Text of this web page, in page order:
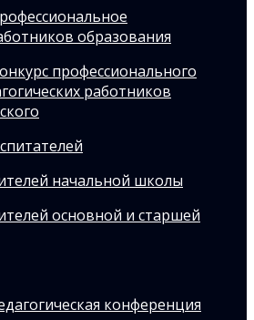
образования
профессионального
работников
начальной школы
основной и старшей
конференция